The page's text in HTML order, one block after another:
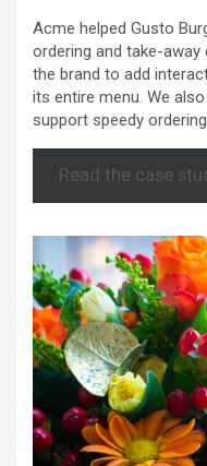
Acme helped Gusto
ordering and take-away
the brand to add
its entire menu. We
support speedy
Read the case